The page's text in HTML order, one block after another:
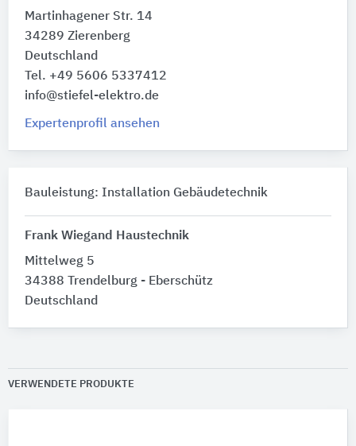
Martinhagener Str. 14
34289 Zierenberg
Deutschland
Tel. +49 5606 5337412
info@stiefel-elektro.de
Expertenprofil ansehen
Bauleistung: Installation Gebäudetechnik
Frank Wiegand Haustechnik
Mittelweg 5
34388 Trendelburg - Eberschütz
Deutschland
VERWENDETE PRODUKTE